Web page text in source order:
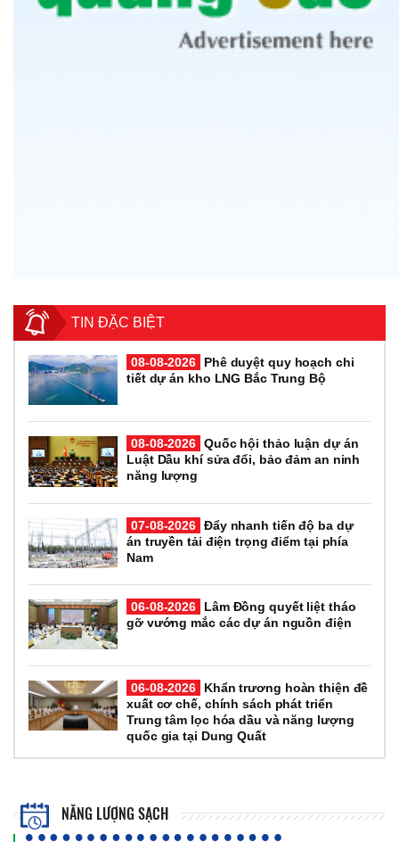
TIN ĐẶC BIỆT
08-08-2026
Phê duyệt quy hoạch chi
tiết dự án kho LNG Bắc Trung Bộ
08-08-2026 Quốc hội thảo luận dự án
Luật Dầu khí sửa đổi, bảo đảm an ninh
năng lượng
07-08-2026 Đẩy nhanh tiến độ ba dự
án truyền tải điện trọng điểm tại phía
Nam
06-08-2026
Lâm Đồng quyết liệt tháo
gỡ vướng mắc các dự án nguồn điện
06-08-2026
Khẩn trương hoàn thiện đề
xuất cơ chế, chính sách phát triển
Trung tâm lọc hóa dầu và năng lượng
quốc gia tại Dung Quất
NĂNG LƯỢNG SẠCH